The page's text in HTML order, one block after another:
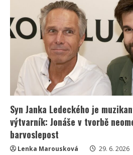
odsoudil
Klempíře
a
Macinku:
Nabízí
se
otázka,
zda
festival
vůbec
měli
jezdit
Syn Janka Ledeckého je
výtvarník: Jonáše v tvorbě
barvoslepost
Lenka Marousková 29. 6. 2026